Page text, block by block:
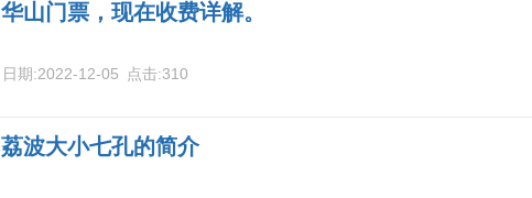
华山门票，现在收费详解。
日期:2022-12-05 点击:310
荔波大小七孔的简介